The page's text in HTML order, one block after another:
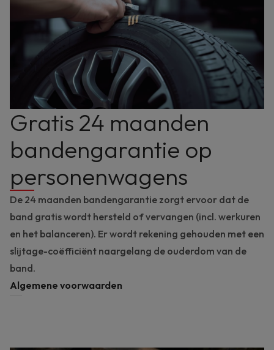
Gratis 24 maanden
bandengarantie op
personenwagens
De 24 maanden bandengarantie zorgt ervoor dat de
band gratis wordt hersteld of vervangen (incl. werkuren
en het balanceren). Er wordt rekening gehouden met een
slijtage-coëfficiënt naargelang de ouderdom van de
band.
Algemene voorwaarden